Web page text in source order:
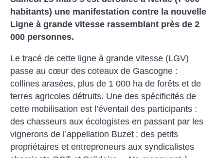
habitants) une manifestation contre la nouvelle
Ligne à grande vitesse rassemblant près de 2
000 personnes.
Le tracé de cette ligne à grande vitesse (LGV)
passe au cœur des coteaux de Gascogne :
collines arasées, plus de 1 000 ha de forêts et de
terres agricoles détruits. Une des spécificités de
cette mobilisation est l’éventail des participants :
des chasseurs aux écologistes en passant par les
vignerons de l’appellation Buzet ; des petits
propriétaires et entrepreneurs aux syndicalistes